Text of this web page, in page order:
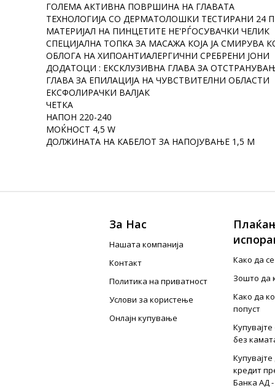
ГОЛЕМА АКТИВНА ПОВРШИНА НА ГЛАВАТА
ТЕХНОЛОГИЈА СО ДЕРМАТОЛОШКИ ТЕСТИРАНИ 24
МАТЕРИЈАЛ НА ПИНЦЕТИТЕ НЕ'РЃОСУВАЧКИ ЧЕЛИК
СПЕЦИЈАЛНА ТОПКА ЗА МАСАЖА КОЈА ЈА СМИРУВА
ОБЛОГА НА ХИПОАНТИАЛЕРГИЧНИ СРЕБРЕНИ ЈОНИ
ДОДАТОЦИ : ЕКСКЛУЗИВНА ГЛАВА ЗА
ГЛАВА ЗА ЕПИЛАЦИЈА НА ЧУВСТВИТЕЛНИ ОБЛАСТИ
ЕКСФОЛИРАЧКИ ВАЛЈАК
ЧЕТКА
НАПОН 220-240
МОЌНОСТ 4,5 W
ДОЛЖИНАТА НА КАБЕЛОТ ЗА НАПОЈУВАЊЕ 1,5 М
За Нас
Нашата компанија
Контакт
Политика на приватност
Услови за користење
Онлајн купување
Како да
Зошто да
Како да
попуст
без
кредит
Банка АД -